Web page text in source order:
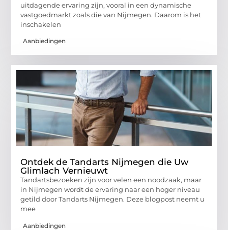
uitdagende ervaring zijn, vooral in een dynamische
vastgoedmarkt zoals die van Nijmegen. Daarom is het
inschakelen
Aanbiedingen
Ontdek de Tandarts Nijmegen die Uw
Glimlach Vernieuwt
Tandartsbezoeken zijn voor velen een noodzaak, maar
in Nijmegen wordt de ervaring naar een hoger niveau
getild door Tandarts Nijmegen. Deze blogpost neemt u
mee
Aanbiedingen